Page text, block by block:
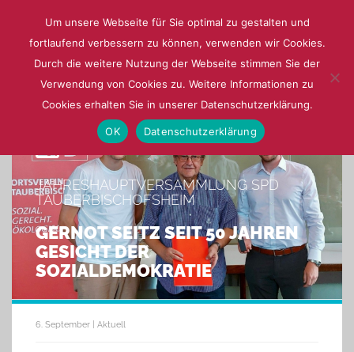
Menu
JAHRESHAUPTVERSAMMLUNG SPD
TAUBERBISCHOFSHEIM
GERNOT SEITZ SEIT 50 JAHREN
GESICHT DER
SOZIALDEMOKRATIE
6. September | Aktuell
Um unsere Webseite für Sie optimal zu gestalten und
fortlaufend verbessern zu können, verwenden wir Cookies.
Durch die weitere Nutzung der Webseite stimmen Sie der
Verwendung von Cookies zu. Weitere Informationen zu
Cookies erhalten Sie in unserer Datenschutzerklärung.
OK Datenschutzerklärung